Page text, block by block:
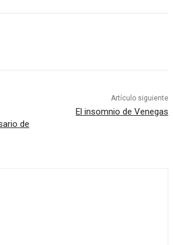
de
Artículo siguiente
El insomnio de Venegas